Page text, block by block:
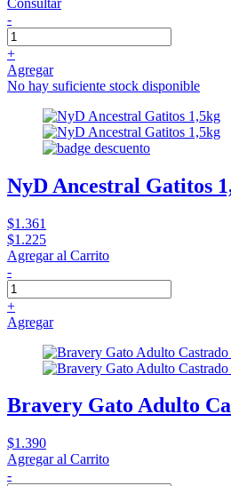
-
+
Agregar
No hay suficiente stock disponible
NyD Ancestral Gatitos
$1.361
$1.225
Agregar al Carrito
-
+
Agregar
Bravery Gato Adulto
$1.390
Agregar al Carrito
-